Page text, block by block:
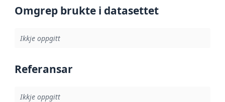
Omgrep brukte i datasettet
Ikkje oppgitt
Referansar
Ikkje oppgitt